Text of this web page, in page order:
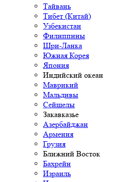
Тайвань
Тибет (Китай)
Узбекистан
Филиппины
Шри-Ланка
Южная Корея
Япония
Индийский океан
Маврикий
Мальдивы
Сейшелы
Закавказье
Азербайджан
Армения
Грузия
Ближний Восток
Бахрейн
Израиль